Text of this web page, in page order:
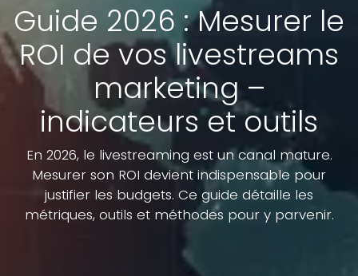
Guide 2026 : Mesurer le
ROI de vos livestreams
marketing –
indicateurs et outils
En 2026, le livestreaming est un canal mature.
Mesurer son ROI devient indispensable pour
justifier les budgets. Ce guide détaille les
métriques, outils et méthodes pour y parvenir.